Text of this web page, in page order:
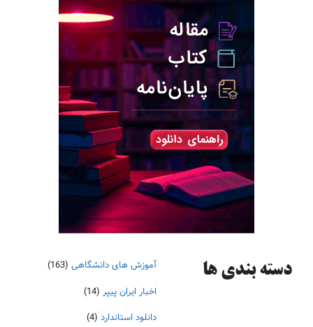
دسته‌ بندی ها آموزش های دانشگاهی (163)
اخبار ایران پیپر (14)
دانلود استاندارد (4)